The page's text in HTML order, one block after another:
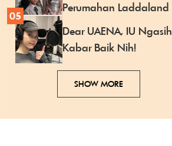
Perumahan Laddaland
05
Dear UAENA, IU Ngasih
Kabar Baik Nih!
SHOW MORE